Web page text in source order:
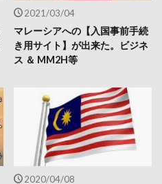
2021/03/04
マレーシアへの【入国事前手続
き用サイト】が出来た。ビジネ
ス ＆ MM2H等
2020/04/08